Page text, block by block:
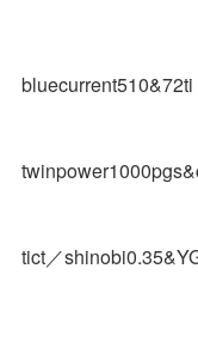
bluecurrent510&72ti
tict／